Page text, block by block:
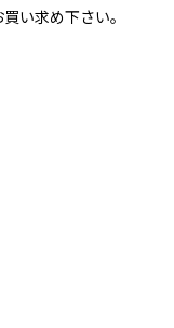
い求め下さい。